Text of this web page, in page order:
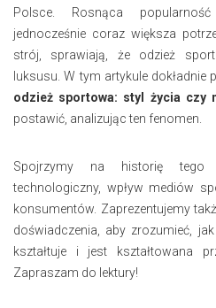
Polsce. Rosnąca
jednocześnie coraz większa
strój, sprawiają, że odzież
luksusu. W tym artykule dokładnie
odzież sportowa: styl życia czy
postawić, analizując ten fenomen.
Spojrzymy na historię tego
technologiczny, wpływ mediów
konsumentów. Zaprezentujemy
doświadczenia, aby zrozumieć,
kształtuje i jest kształtowana
Zapraszam do lektury!